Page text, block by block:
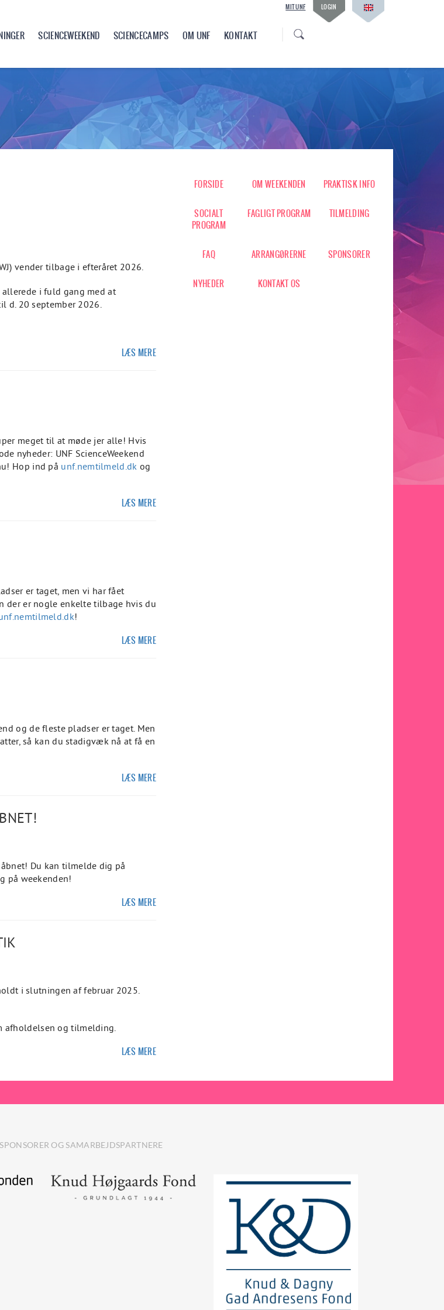
SCIENCEWEEKEND SCIENCECAMPS OM UNF KONTAKT
MIT UNF LOGIN
vender tilbage i efteråret 2026.
i fuld gang med at
d. 20 september 2026.
LÆS MERE
meget til at møde jer alle! Hvis
nyheder: UNF ScienceWeekend
Hop ind på unf.nemtilmeld.dk og
LÆS MERE
er taget, men vi har fået
der er nogle enkelte tilbage hvis du
!
LÆS MERE
og de fleste pladser er taget. Men
så kan du stadigvæk nå at få en
LÆS MERE
Du kan tilmelde dig på
på weekenden!
LÆS MERE
i slutningen af februar 2025.
afholdelsen og tilmelding.
LÆS MERE
FORSIDE OM WEEKENDEN PRAKTISK INFO
SOCIALT
PROGRAM
FAGLIGT PROGRAM TILMELDING
FAQ ARRANGØRERNE SPONSORER
NYHEDER KONTAKT OS
OG SAMARBEJDSPARTNERE